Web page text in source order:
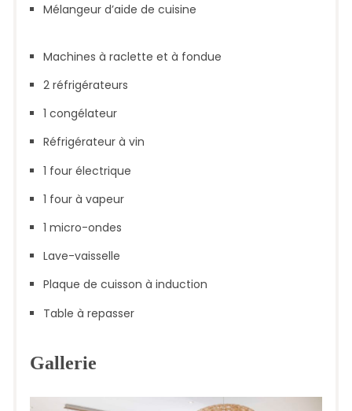
Mélangeur d’aide de cuisine
Machines à raclette et à fondue
2 réfrigérateurs
1 congélateur
Réfrigérateur à vin
1 four électrique
1 four à vapeur
1 micro-ondes
Lave-vaisselle
Plaque de cuisson à induction
Table à repasser
Gallerie